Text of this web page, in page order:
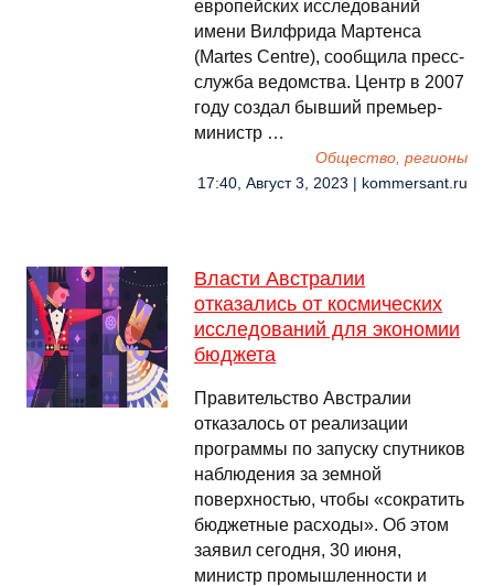
европейских исследований
имени Вилфрида Мартенса
(Martes Centre), сообщила пресс-
служба ведомства. Центр в 2007
году создал бывший премьер-
министр …
Общество, регионы
17:40, Август 3, 2023 | kommersant.ru
Власти Австралии
отказались от космических
исследований для экономии
бюджета
Правительство Австралии
отказалось от реализации
программы по запуску спутников
наблюдения за земной
поверхностью, чтобы «сократить
бюджетные расходы». Об этом
заявил сегодня, 30 июня,
министр промышленности и